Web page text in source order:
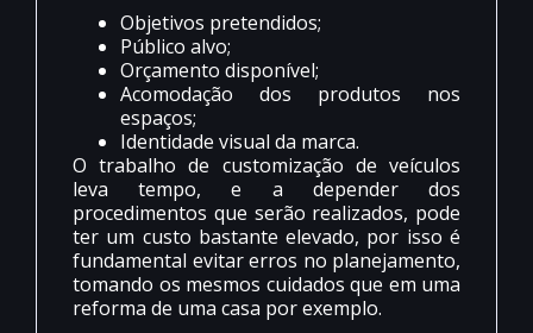
Objetivos pretendidos;
Público alvo;
Orçamento disponível;
Acomodação dos produtos nos
espaços;
Identidade visual da marca.
O trabalho de customização de veículos
leva tempo, e a depender dos
procedimentos que serão realizados, pode
ter um custo bastante elevado, por isso é
fundamental evitar erros no planejamento,
tomando os mesmos cuidados que em uma
reforma de uma casa por exemplo.